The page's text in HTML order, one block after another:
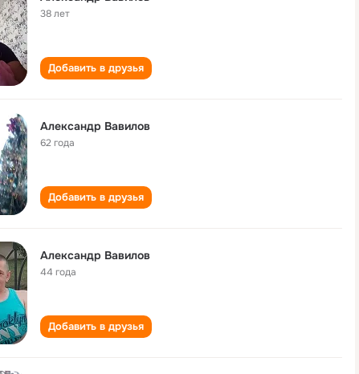
38 лет
Добавить в друзья
Александр Вавилов
62 года
Добавить в друзья
Александр Вавилов
44 года
Добавить в друзья